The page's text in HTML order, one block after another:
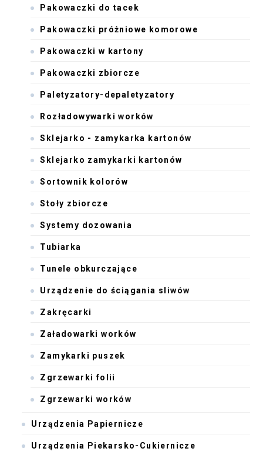
Pakowaczki do tacek
Pakowaczki próżniowe komorowe
Pakowaczki w kartony
Pakowaczki zbiorcze
Paletyzatory-depaletyzatory
Rozładowywarki worków
Sklejarko - zamykarka kartonów
Sklejarko zamykarki kartonów
Sortownik kolorów
Stoły zbiorcze
Systemy dozowania
Tubiarka
Tunele obkurczające
Urządzenie do ściągania sliwów
Zakręcarki
Załadowarki worków
Zamykarki puszek
Zgrzewarki folii
Zgrzewarki worków
Urządzenia Papiernicze
Urządzenia Piekarsko-Cukiernicze